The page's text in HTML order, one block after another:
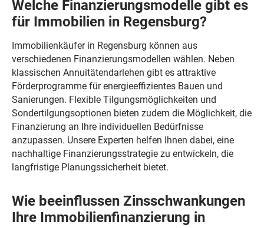
Welche Finanzierungsmodelle gibt es
für Immobilien in Regensburg?
Immobilienkäufer in Regensburg können aus
verschiedenen Finanzierungsmodellen wählen. Neben
klassischen Annuitätendarlehen gibt es attraktive
Förderprogramme für energieeffizientes Bauen und
Sanierungen. Flexible Tilgungsmöglichkeiten und
Sondertilgungsoptionen bieten zudem die Möglichkeit, die
Finanzierung an Ihre individuellen Bedürfnisse
anzupassen. Unsere Experten helfen Ihnen dabei, eine
nachhaltige Finanzierungsstrategie zu entwickeln, die
langfristige Planungssicherheit bietet.
Wie beeinflussen Zinsschwankungen
Ihre Immobilienfinanzierung in